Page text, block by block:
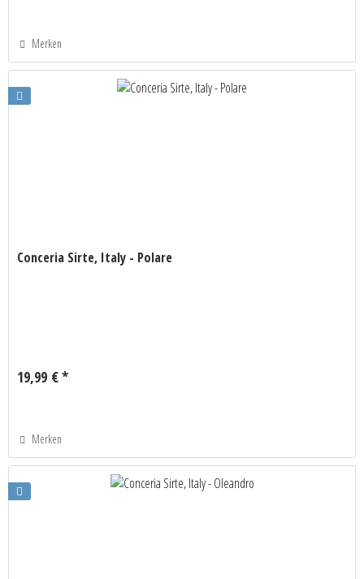
Merken
Conceria Sirte, Italy - Polare
19,99 € *
Merken